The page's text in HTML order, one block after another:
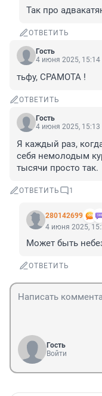
Так про
ОТВЕТИТЬ
Гость
4 июня 2025, 15:14
тьфу, СРАМОТА !
ОТВЕТИТЬ
Гость
4 июня 2025, 15:13
Я каждый раз,
себя немолодым
тысячи просто так.
ОТВЕТИТЬ 1
280142699
4 июня 2025,
Может быть
ОТВЕТИТЬ
Гость
Войти